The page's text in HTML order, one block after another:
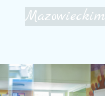
Mazowieckim